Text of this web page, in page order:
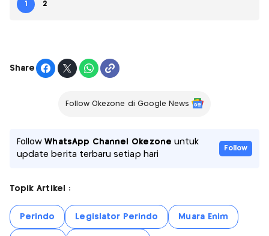
1 2
Share
Follow Okezone di Google News
FollowWhatsApp Channel Okezone untuk
update berita terbaru setiap hari
Follow
Topik Artikel :
Perindo Legislator Perindo Muara Enim